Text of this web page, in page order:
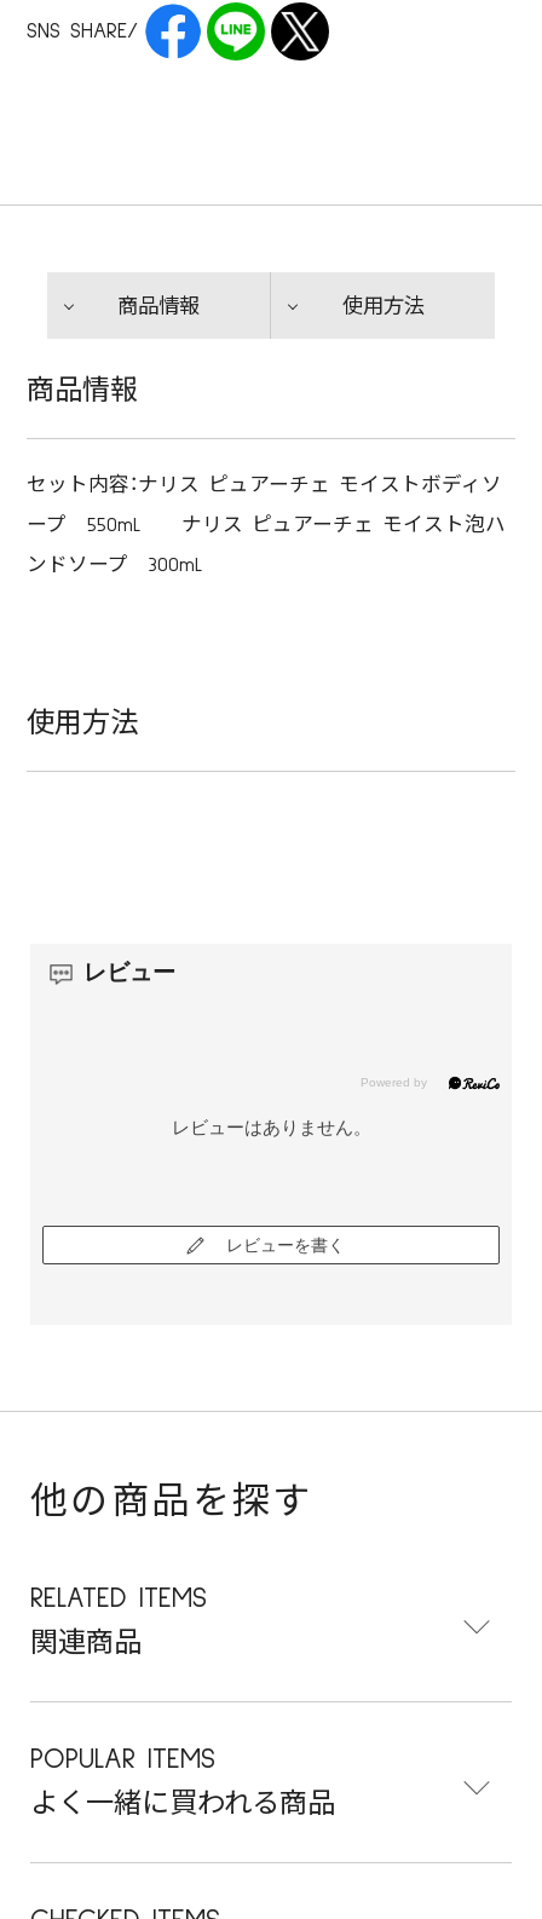
SNS SHARE/
商品情報 使用方法
商品情報
セット内容：ナリス ピュアーチェ モイストボディソ
ープ 550mL ナリス ピュアーチェ モイスト泡ハ
ンドソープ 300mL
使用方法
レビュー
レビューはありません。
レビューを書く
他の商品を探す
RELATED ITEMS
関連商品
POPULAR ITEMS
よく一緒に買われる商品